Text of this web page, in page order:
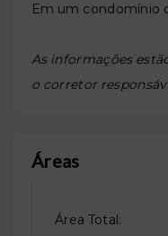
Em um condomínio
As informações
o corretor
Áreas
Área Total: